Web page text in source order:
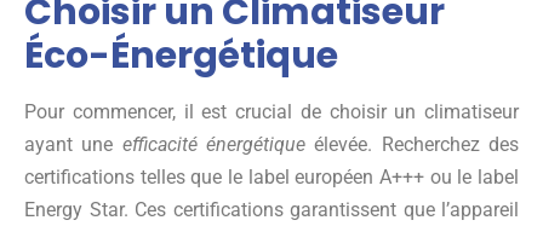
Choisir un Climatiseur
Éco-Énergétique
Pour commencer, il est crucial de choisir un climatiseur
ayant une efficacité énergétique élevée. Recherchez des
certifications telles que le label européen A+++ ou le label
Energy Star. Ces certifications garantissent que l’appareil